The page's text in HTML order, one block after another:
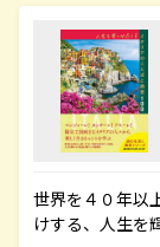
世界を４０年以
けする、人生を